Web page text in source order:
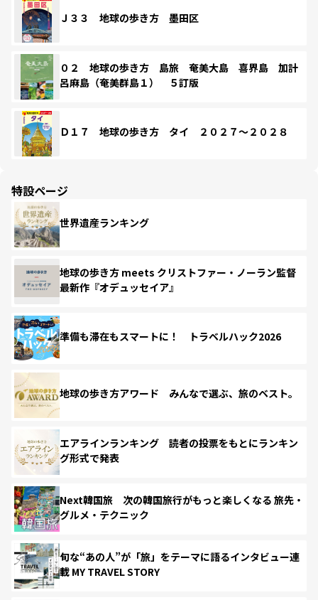
Ｊ３３ 地球の歩き方 墨田区
０２ 地球の歩き方 島旅 奄美大島 喜界島 加計
呂麻島（奄美群島１） ５訂版
Ｄ１７ 地球の歩き方 タイ ２０２７～２０２８
特設ページ
世界遺産ランキング
地球の歩き方 meets クリストファー・ノーラン監督
最新作『オデュッセイア』
準備も滞在もスマートに！ トラベルハック2026
地球の歩き方アワード みんなで選ぶ、旅のベスト。
エアラインランキング 読者の投票をもとにランキン
グ形式で発表
Next韓国旅 次の韓国旅行がもっと楽しくなる 旅先・
グルメ・テクニック
旬な“あの人”が「旅」をテーマに語るインタビュー連
載 MY TRAVEL STORY